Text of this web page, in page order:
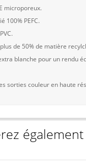
microporeux.
100% PEFC.
de 50% de matière
blanche pour un rendu
sorties couleur en haute
également